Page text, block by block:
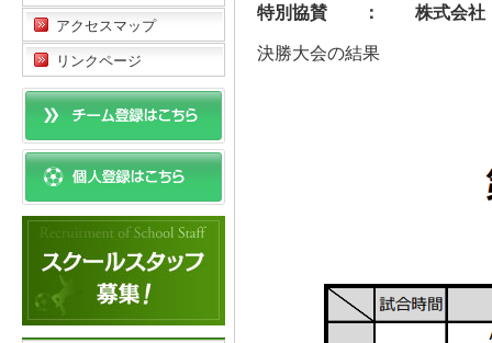
特別協賛 ： 株式会社
決勝大会の結果
アクセスマップ
リンクページ